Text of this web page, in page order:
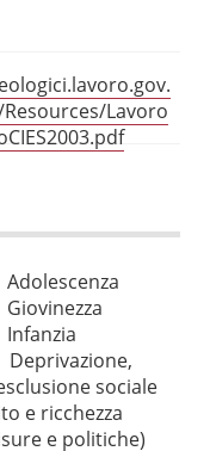
Lavoro
Adolescenza
Giovinezza
Infanzia
Deprivazione,
sociale
e ricchezza
e politiche)